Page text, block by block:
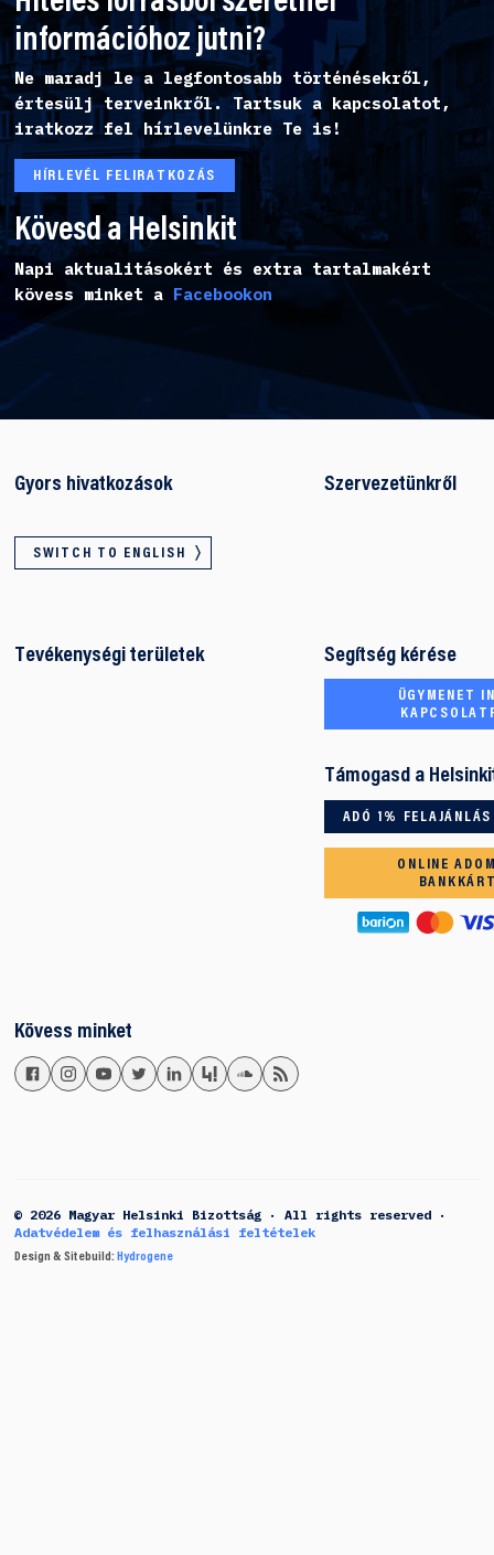
információhoz jutni?
Ne maradj le a legfontosabb történésekről,
értesülj terveinkről. Tartsuk a kapcsolatot,
iratkozz fel hírlevelünkre Te is!
HÍRLEVÉL FELIRATKOZÁS
Kövesd a Helsinkit
Napi aktualitásokért és extra tartalmakért
kövess minket a Facebookon
Gyors hivatkozások
SWITCH TO ENGLISH
Szervezetünkről
Tevékenységi területek Segítség kérése
ÜGYMENET
Támogasd a
ADÓ 1% FELAJÁNLÁS
ONLINE
Kövess minket
© 2026 Magyar Helsinki Bizottság · All rights reserved ·
Adatvédelem és felhasználási feltételek
Design & Sitebuild: Hydrogene